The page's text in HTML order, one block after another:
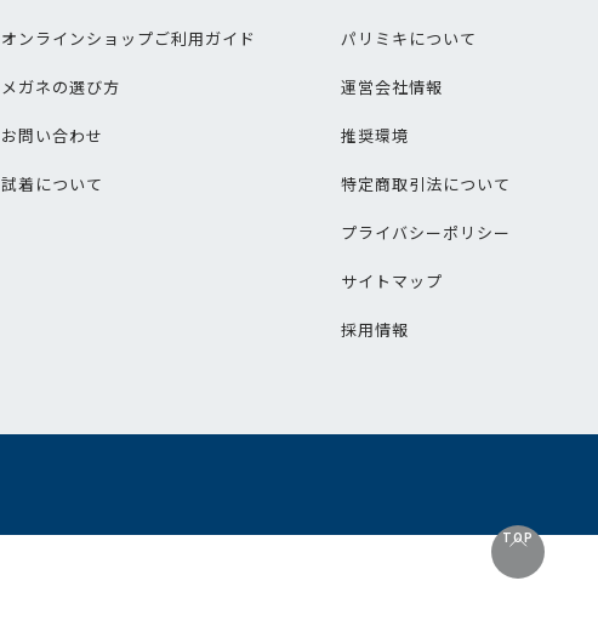
TOP
オンラインショップご利用ガイド
メガネの選び方
お問い合わせ
試着について
パリミキについて
運営会社情報
推奨環境
特定商取引法について
プライバシーポリシー
サイトマップ
採用情報